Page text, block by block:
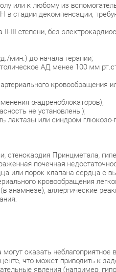
или к любому из
в стадии декомпенсации,
III степени, без
мин.) до начала терапии;
АД менее 100 мм
кровообращения
α-адреноблокаторов);
не установлены);
лактазы или синдром
стенокардия Принцметала,
почечная
или порок клапана сердца
кровообращения
аллергические
оказать
что может приводить к
явления (например,